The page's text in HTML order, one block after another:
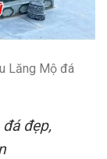
Lăng Mộ đá
đẹp,